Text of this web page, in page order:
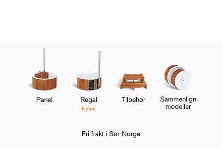
Panel Regal
Nyhet
Tilbehør
Sammenlign
modeller
Fri frakt i Sør-Norge